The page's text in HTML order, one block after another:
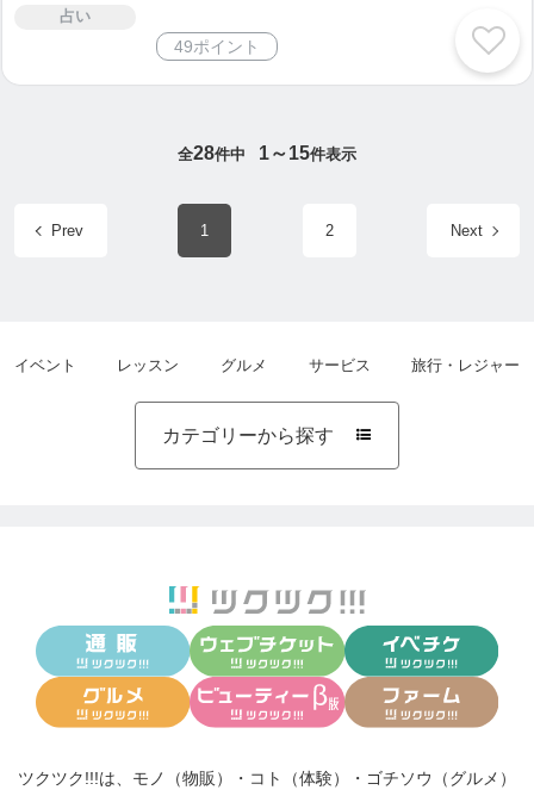
占い
49ポイント
全28件中 1～15件表示
Prev 1 2 Next
イベント レッスン グルメ サービス 旅行・レジャー
カテゴリーから探す 
ツクツク!!!は、 モノ（物販） ・ コト（体験） ・ ゴチソウ（グルメ）